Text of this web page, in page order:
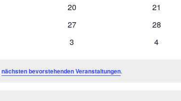
0
20
0
21
0
27
0
28
0
3
0
4
nächsten bevorstehenden Veranstaltungen.